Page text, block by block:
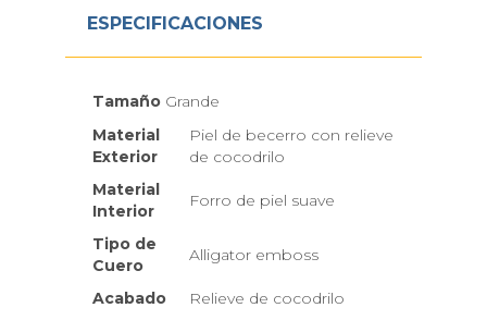
ESPECIFICACIONES
Tamaño Grande
Material
Exterior
Piel de becerro con relieve
de cocodrilo
Material
Interior
Forro de piel suave
Tipo de
Cuero
Alligator emboss
Acabado
Relieve de cocodrilo